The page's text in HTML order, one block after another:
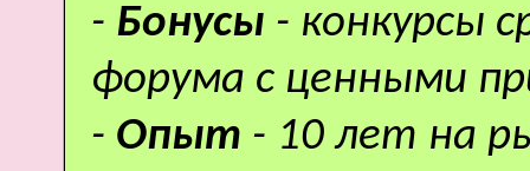
- Бонусы - конкурсы
форума с ценными
- Опыт - 10 лет на